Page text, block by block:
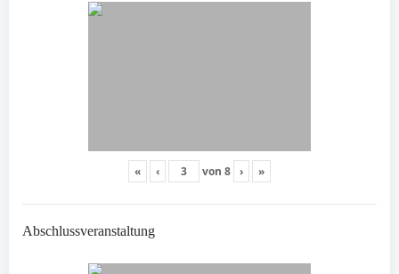
« ‹ von 8 › »
Abschlussveranstaltung